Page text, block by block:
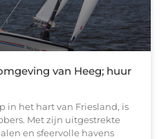
van Heeg; huur
in het hart van Friesland, is
Met zijn uitgestrekte
en sfeervolle havens